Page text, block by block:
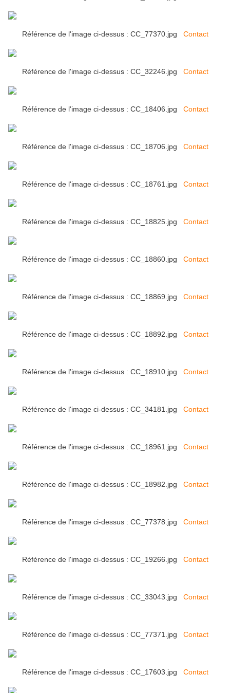
Référence de l'image ci-dessus : CC_77370.jpg Contact
Référence de l'image ci-dessus : CC_32246.jpg Contact
Référence de l'image ci-dessus : CC_18406.jpg Contact
Référence de l'image ci-dessus : CC_18706.jpg Contact
Référence de l'image ci-dessus : CC_18761.jpg Contact
Référence de l'image ci-dessus : CC_18825.jpg Contact
Référence de l'image ci-dessus : CC_18860.jpg Contact
Référence de l'image ci-dessus : CC_18869.jpg Contact
Référence de l'image ci-dessus : CC_18892.jpg Contact
Référence de l'image ci-dessus : CC_18910.jpg Contact
Référence de l'image ci-dessus : CC_34181.jpg Contact
Référence de l'image ci-dessus : CC_18961.jpg Contact
Référence de l'image ci-dessus : CC_18982.jpg Contact
Référence de l'image ci-dessus : CC_77378.jpg Contact
Référence de l'image ci-dessus : CC_19266.jpg Contact
Référence de l'image ci-dessus : CC_33043.jpg Contact
Référence de l'image ci-dessus : CC_77371.jpg Contact
Référence de l'image ci-dessus : CC_17603.jpg Contact